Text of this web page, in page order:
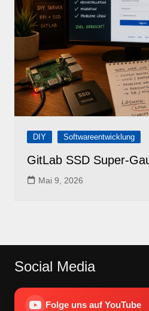
DIY Softwareentwicklung
GitLab SSD Super-
Mai 9, 2026
Social Media
Folge uns auf YouTube